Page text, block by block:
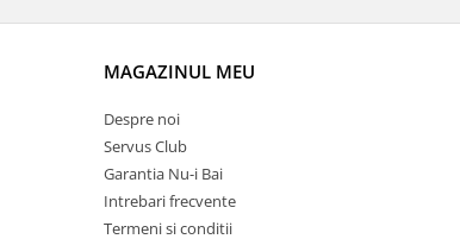
MAGAZINUL MEU
Despre noi
Servus Club
Garantia Nu-i Bai
Intrebari frecvente
Termeni si conditii